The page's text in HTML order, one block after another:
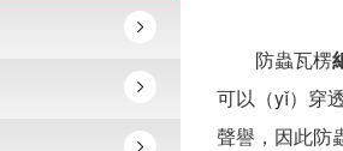
防蟲瓦楞
可以（yǐ）穿
聲譽，因此防